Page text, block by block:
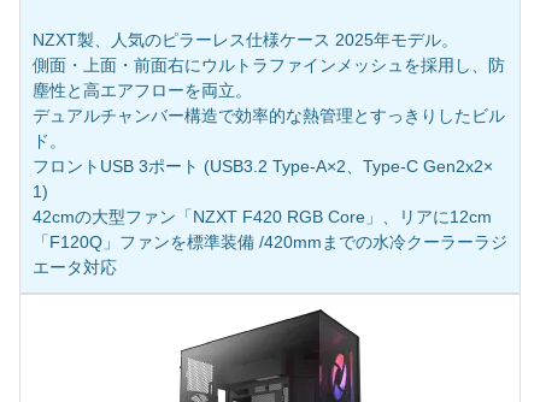
NZXT製、人気のピラーレス仕様ケース 2025年モデル。
側面・上面・前面右にウルトラファインメッシュを採用し、防
塵性と高エアフローを両立。
デュアルチャンバー構造で効率的な熱管理とすっきりしたビル
ド。
フロントUSB 3ポート (USB3.2 Type-A×2、Type-C Gen2x2×
1)
42cmの大型ファン「NZXT F420 RGB Core」、リアに12cm
「F120Q」ファンを標準装備 /420mmまでの水冷クーラーラジ
エータ対応